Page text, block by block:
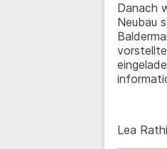
Danach
Neubau
Lea